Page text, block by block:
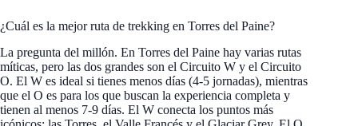
¿Cuál es la mejor ruta de trekking en Torres del Paine?
La pregunta del millón. En Torres del Paine hay varias rutas
míticas, pero las dos grandes son el Circuito W y el Circuito
O. El W es ideal si tienes menos días (4-5 jornadas), mientras
que el O es para los que buscan la experiencia completa y
tienen al menos 7-9 días. El W conecta los puntos más